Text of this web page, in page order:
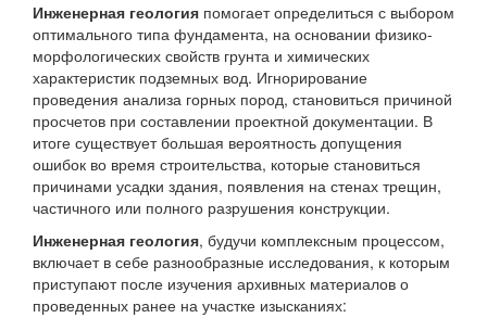
Инженерная геология помогает определиться с выбором
оптимального типа фундамента, на основании физико-
морфологических свойств грунта и химических
характеристик подземных вод. Игнорирование
проведения анализа горных пород, становиться причиной
просчетов при составлении проектной документации. В
итоге существует большая вероятность допущения
ошибок во время строительства, которые становиться
причинами усадки здания, появления на стенах трещин,
частичного или полного разрушения конструкции.
Инженерная геология, будучи комплексным процессом,
включает в себе разнообразные исследования, к которым
приступают после изучения архивных материалов о
проведенных ранее на участке изысканиях: